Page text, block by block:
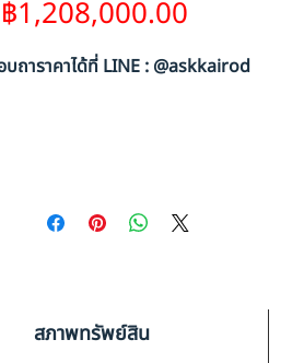
฿1,208,000.00
ถาราคาได้ที่ LINE : @askkairod
สภาพทรัพย์สิน